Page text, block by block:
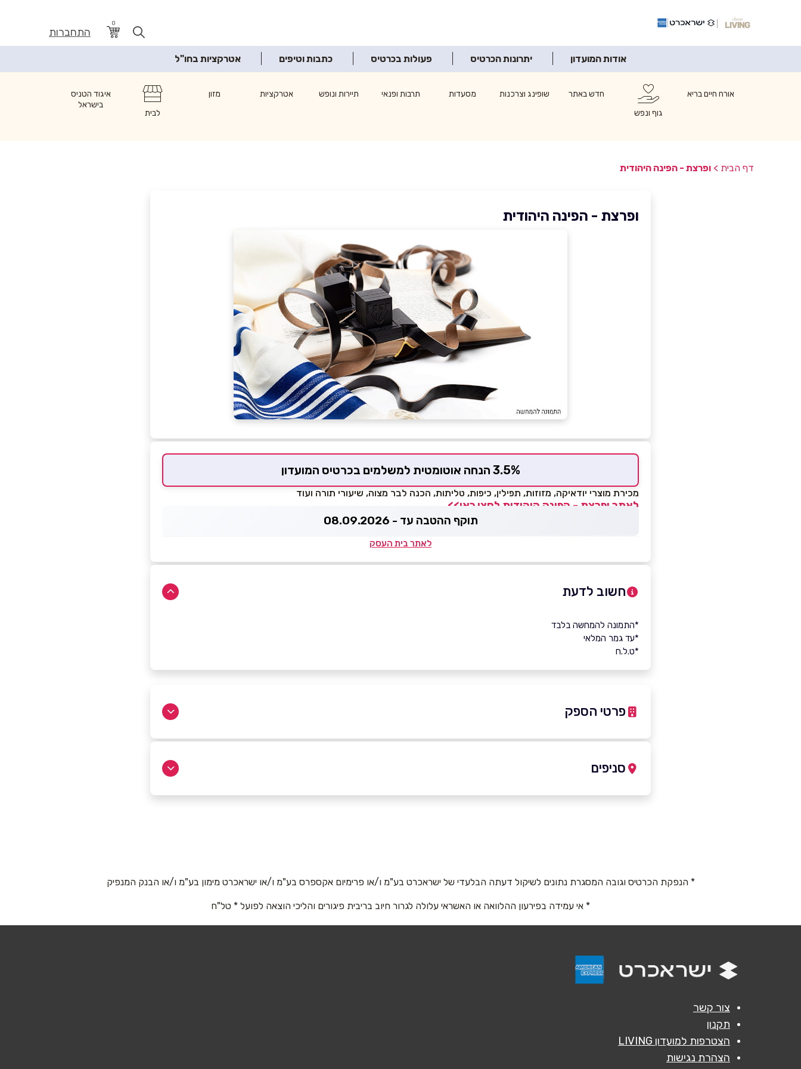
0
התחברות
אודות המועדון יתרונות הכרטיס פעולות בכרטיס כתבות וטיפים אטרקציות בחו"ל
אורח חיים בריא
גוף ונפש
חדש באתר שופינג וצרכנות מסעדות תרבות ופנאי תיירות ונופש אטרקציות
מזון
לבית
איגוד הטניס
בישראל
דף הבית > ופרצת - הפינה היהודית
ופרצת - הפינה היהודית
3.5% הנחה אוטומטית למשלמים בכרטיס המועדון
מכירת מוצרי יודאיקה, מזוזות, תפילין, כיפות, טליתות, הכנה לבר מצוה, שיעורי תורה ועוד
לאתר ופרצת - הפינה היהודית לחצו כאן>>
תוקף ההטבה עד - 08.09.2026
לאתר בית העסק
חשוב לדעת
*התמונה להמחשה בלבד
*עד גמר המלאי
*ט.ל.ח
פרטי הספק
באתר
אימייל
הודעה *
סניפים
* הנפקת הכרטיס וגובה המסגרת נתונים לשיקול דעתה הבלעדי של ישראכרט בע"מ ו/או פרימיום אקספרס בע"מ ו/או ישראכרט מימון בע"מ ו/או הבנק המנפיק
* אי עמידה בפירעון ההלוואה או האשראי עלולה לגרור חיוב בריבית פיגורים והליכי הוצאה לפועל * טל"ח
צור קשר
תקנון
הצטרפות למועדון LIVING
הצהרת נגישות